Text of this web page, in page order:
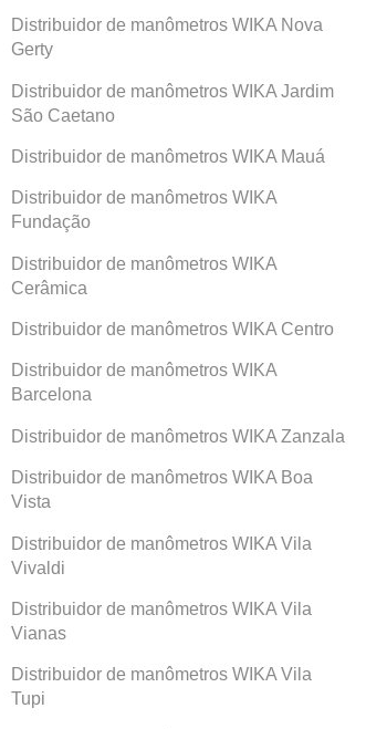
Distribuidor de manômetros WIKA Nova
Gerty
Distribuidor de manômetros WIKA Jardim
São Caetano
Distribuidor de manômetros WIKA Mauá
Distribuidor de manômetros WIKA
Fundação
Distribuidor de manômetros WIKA
Cerâmica
Distribuidor de manômetros WIKA Centro
Distribuidor de manômetros WIKA
Barcelona
Distribuidor de manômetros WIKA Zanzala
Distribuidor de manômetros WIKA Boa
Vista
Distribuidor de manômetros WIKA Vila
Vivaldi
Distribuidor de manômetros WIKA Vila
Vianas
Distribuidor de manômetros WIKA Vila
Tupi